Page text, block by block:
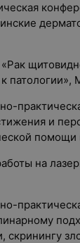
патологии»,
и
помощи
на